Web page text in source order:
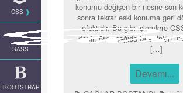
CSS
SASS
BOOTSTRAP
konumu değişen bir nesne son
sonra tekrar eski konuma geri
efektidir. Bu gibi işlemlere
denir. örn aşağıda fare linkin
[…]
Devamı...